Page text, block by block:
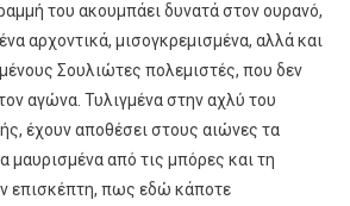
του ακουμπάει δυνατά στον ουρανό,
αρχοντικά, μισογκρεμισμένα, αλλά και
Σουλιώτες πολεμιστές, που δεν
αγώνα. Τυλιγμένα στην αχλύ του
έχουν αποθέσει στους αιώνες τα
μαυρισμένα από τις μπόρες και τη
επισκέπτη, πως εδώ κάποτε